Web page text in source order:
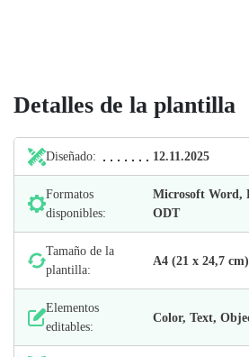
Detalles de la plantilla
Diseñado: 12.11.2025
Formatos
disponibles:
Microsoft Word,
ODT
Tamaño de la
plantilla:
А4 (21 х 24,7 cm)
Elementos
editables:
Color, Text,